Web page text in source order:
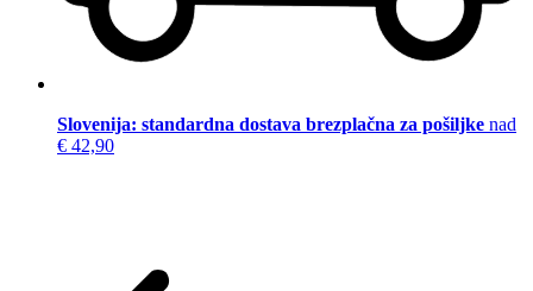
Slovenija: standardna dostava brezplačna za pošiljke nad
€ 42,90